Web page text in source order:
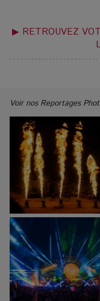
▶ RETROUVEZ
Voir nos Reportages